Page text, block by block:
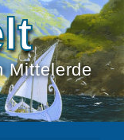
Mittelerde